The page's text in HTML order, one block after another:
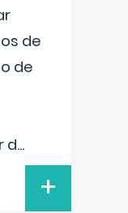
de
de
d...
+